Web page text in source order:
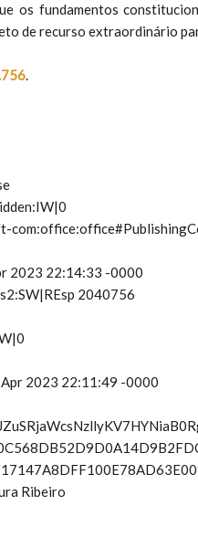
os fundamentos
de recurso extraordinário
.
2023 22:14:33 -0000
2040756
2023 22:11:49 -0000
Ribeiro